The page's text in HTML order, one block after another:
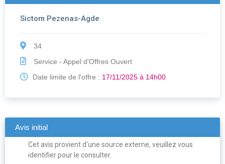
Sictom Pezenas-Agde
34
Service - Appel d'Offres Ouvert
Date limite de l'offre : 17/11/2025 à 14h00
Avis initial
Cet avis provient d'une source externe, veuillez vous
identifier pour le consulter.